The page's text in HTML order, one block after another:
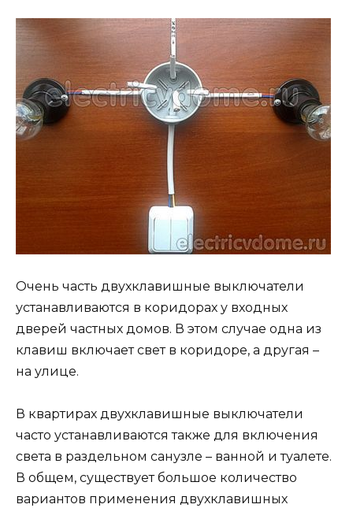
Очень часть двухклавишные выключатели
устанавливаются в коридорах у входных
дверей частных домов. В этом случае одна из
клавиш включает свет в коридоре, а другая –
на улице.
В квартирах двухклавишные выключатели
часто устанавливаются также для включения
света в раздельном санузле – ванной и туалете.
В общем, существует большое количество
вариантов применения двухклавишных